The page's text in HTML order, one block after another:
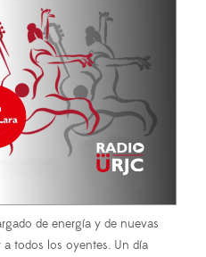
de energía y de nuevas
a todos los oyentes. Un día